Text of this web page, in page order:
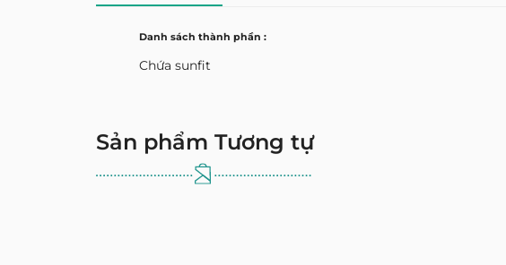
Danh sách thành phần :
Chứa sunfit
Sản phẩm Tương tự